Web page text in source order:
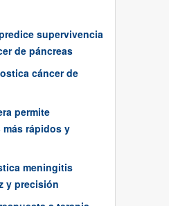
supervivencia
de páncreas
cáncer de
permite
rápidos y
meningitis
y precisión